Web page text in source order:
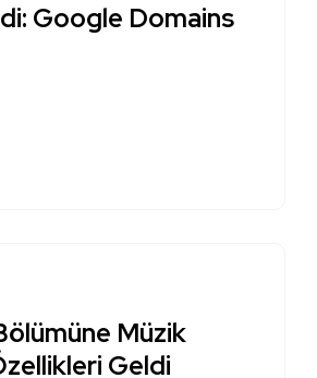
Google Domains
Müzik
Geldi